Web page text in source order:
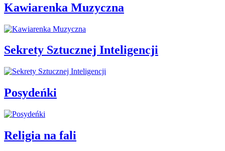
Kawiarenka Muzyczna
Sekrety Sztucznej Inteligencji
Posydeńki
Religia na fali